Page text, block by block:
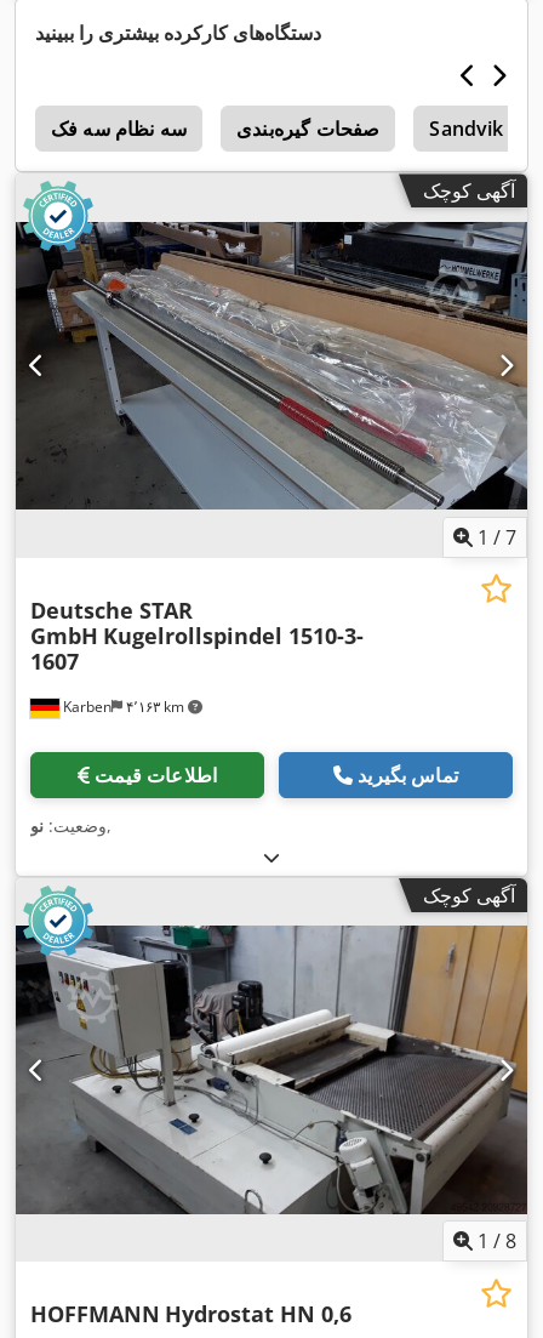
دستگاه‌های کارکرده بیشتری را ببینید
سه نظام سه فک صفحات گیره‌بندی Sandvik
آگهی کوچک
1 /7
Karben ۴٬۱۶۳ km
Deutsche STAR
GmbH Kugelrollspindel 1510-3-
1607
اطلاعات قیمت تماس بگیرید
وضعیت: نو ,
آگهی کوچک
1 /8
HOFFMANN Hydrostat HN 0,6